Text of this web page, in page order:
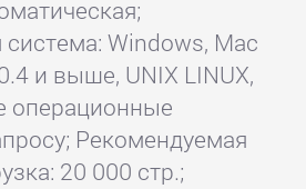
Windows, Mac
и выше, UNIX LINUX,
операционные
Рекомендуемая
20 000 стр.;